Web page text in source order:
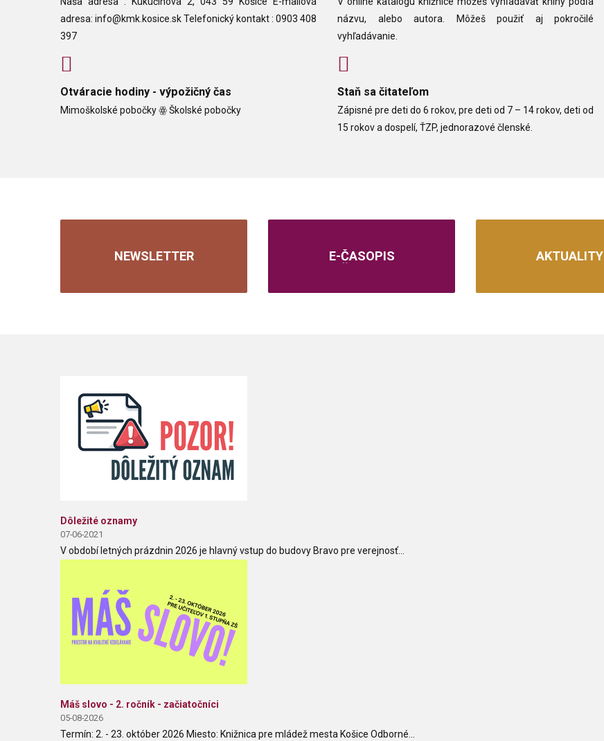
adresa: info@kmk.kosice.sk Telefonický kontakt : 0903 408
397
Otváracie hodiny - výpožičný čas
Mimoškolské pobočky ꙮ Školské pobočky
názvu, alebo autora. Môžeš použiť aj pokročilé
vyhľadávanie.
Staň sa čitateľom
Zápisné pre deti do 6 rokov, pre deti od 7 – 14 rokov, deti od
15 rokov a dospelí, ŤZP, jednorazové členské.
NEWSLETTER E-ČASOPIS AKTUALITY
Dôležité oznamy
07-06-2021
V období letných prázdnin 2026 je hlavný vstup do budovy Bravo pre verejnosť...
Máš slovo - 2. ročník - začiatočníci
05-08-2026
Termín: 2. - 23. október 2026 Miesto: Knižnica pre mládež mesta Košice Odborné...